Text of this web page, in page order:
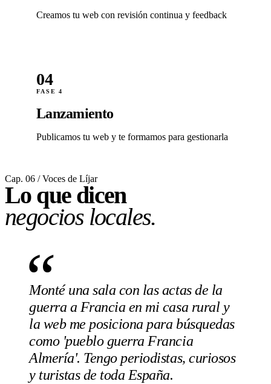
Creamos tu web con revisión continua y feedback
04
FASE 4
Lanzamiento
Publicamos tu web y te formamos para gestionarla
Cap. 06 / Voces de Líjar
Lo que dicen
negocios locales.
“
Monté una sala con las actas de la
guerra a Francia en mi casa rural y
la web me posiciona para búsquedas
como 'pueblo guerra Francia
Almería'. Tengo periodistas, curiosos
y turistas de toda España.